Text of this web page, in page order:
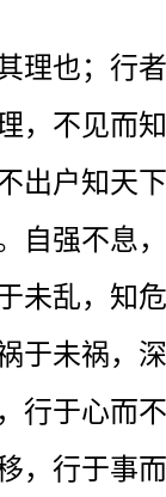
理也；行
，不见而
出户知天
自强不息
未乱，知
于未祸，
行于心而
，行于事